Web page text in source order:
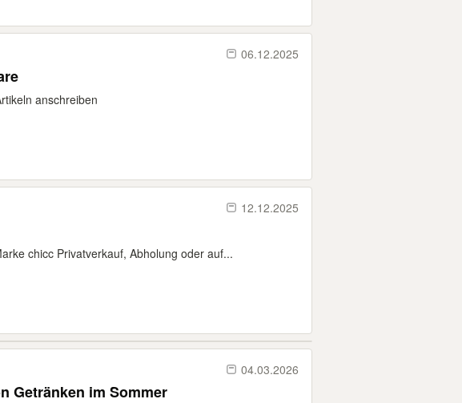
06.12.2025
anschreiben
12.12.2025
chicc Privatverkauf, Abholung oder auf...
04.03.2026
Getränken im Sommer